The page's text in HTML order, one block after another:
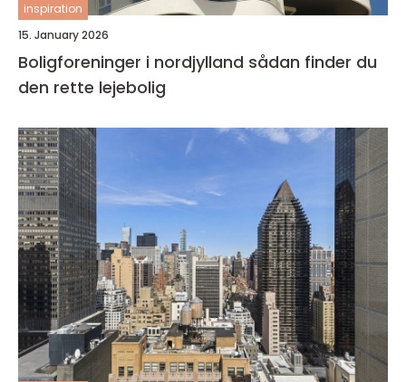
inspiration
15. January 2026
Boligforeninger i nordjylland sådan finder du
den rette lejebolig